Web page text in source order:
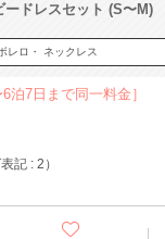
ドレスセット (S〜M)
レロ・ ネックレス
6泊7日まで同一料金］
記 : 2）